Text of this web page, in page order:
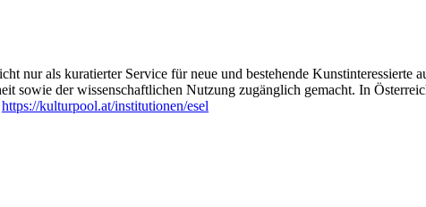
nur als kuratierter Service für neue und bestehende Kunstinteressierte
sowie der wissenschaftlichen Nutzung zugänglich gemacht. In
https://kulturpool.at/institutionen/esel